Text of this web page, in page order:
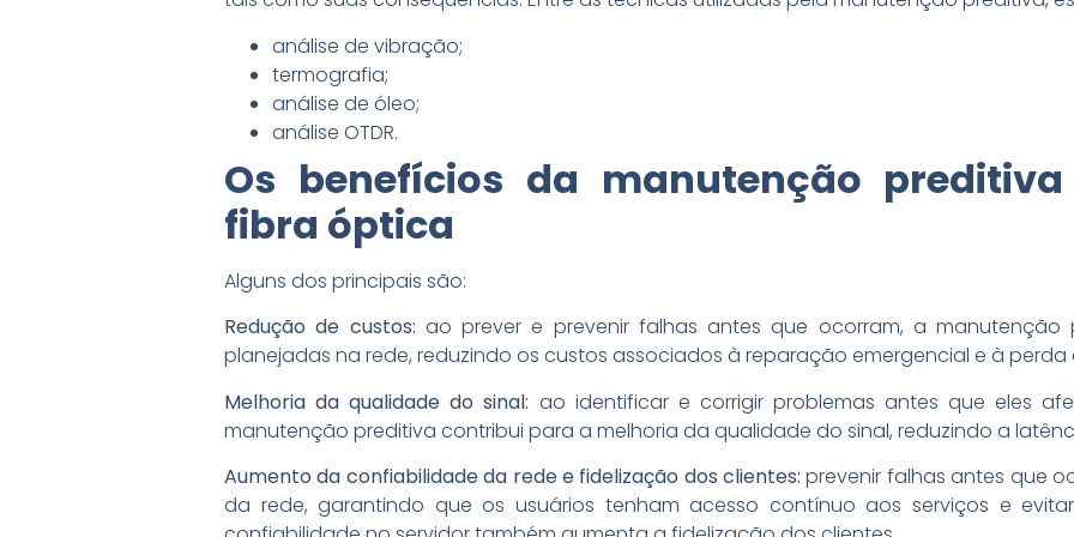
análise de vibração;
termografia;
análise de óleo;
análise OTDR.
Os benefícios da manutenção
fibra óptica
Alguns dos principais são:
Redução de custos: ao prever e prevenir falhas antes que ocorram, a manutenção
planejadas na rede, reduzindo os custos associados à reparação emergencial e à
Melhoria da qualidade do sinal: ao identificar e corrigir problemas antes que eles
manutenção preditiva contribui para a melhoria da qualidade do sinal, reduzindo a
Aumento da confiabilidade da rede e fidelização dos clientes: prevenir falhas antes que
da rede, garantindo que os usuários tenham acesso contínuo aos serviços e